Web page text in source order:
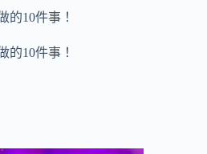
10件事！
10件事！